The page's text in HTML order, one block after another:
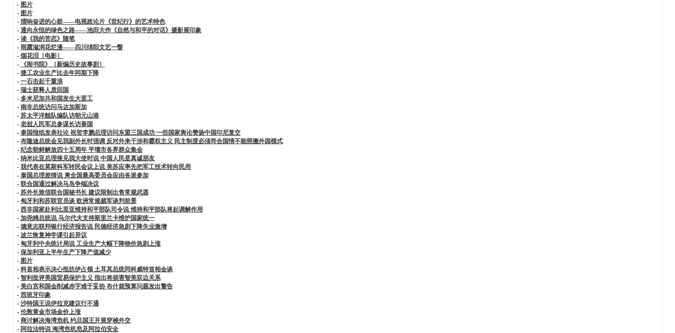
- 图片
- 图片
- 擂响奋进的心鼓——电视政论片《世纪行》的艺术特色
- 通向永恒的绿色之路——池田大作《自然与和平的对话》摄影展印象
- 读《我的苦恋》随笔
- 雨露滋润花烂漫——四川绵阳文艺一瞥
- 烟花泪［电影］
-
《闹书院》［新编历史故事剧］
- 捷工农业生产比去年同期下降
- 一石击起千重浪
- 瑞士获释人质回国
- 多米尼加共和国发生大罢工
- 南非总统访问马达加斯加
- 苏太平洋舰队编队访朝元山港
- 老挝人民军总参谋长访泰国
- 泰国报纸发表社论 祝贺李鹏总理访问东盟三国成功 一些国家舆论赞扬中国印尼复交
- 布隆迪总统会见我副外长时强调 反对外来干涉和霸权主义 民主制度必须符合国情不能照搬外国模式
- 纪念朝鲜解放四十五周年 平壤市各界群众集会
- 纳米比亚总理接见我大使时说 中国人民是真诚朋友
- 我代表在莫斯科军转民会议上说 美苏应率先把军工技术转向民用
- 泰国总理差猜说 柬全国最高委员会应由各派参加
- 联合国通过解决马岛争端决议
- 苏外长致信联合国秘书长 建议限制出售常规武器
- 匈牙利和苏联官员谈 欧洲常规裁军谈判前景
- 西非国家赴利比里亚维持和平部队司令说 维持和平部队将起调解作用
- 加尧姆总统说 马尔代夫支持斯里兰卡维护国家统一
- 德意志联邦银行经济报告说 民德经济急剧下降失业激增
- 波兰恢复神学课引起异议
- 匈牙利中央统计局说 工业生产大幅下降物价急剧上涨
- 保加利亚上半年生产下降产值减少
- 图片
- 科首相表示决心抵抗伊占领 土耳其总统同科威特首相会谈
- 智利批评美国贸易保护主义 指出将损害智美双边关系
- 美白宫和国会削减赤字难于妥协 布什就预算问题发出警告
- 西班牙印象
- 沙特国王说伊拉克建议行不通
- 伦敦黄金市场金价上涨
- 商讨解决海湾危机 约旦国王开展穿梭外交
- 阿拉法特说 海湾危机危及阿拉伯安全